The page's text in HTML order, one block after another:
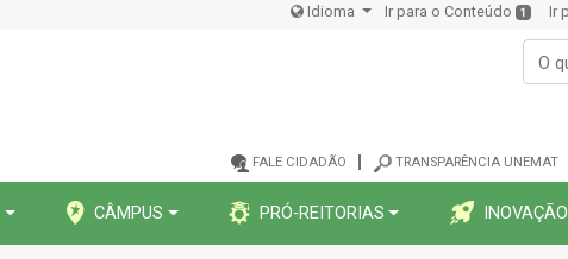
Idioma Ir para o Conteúdo 1 Ir
FALE CIDADÃO TRANSPARÊNCIA UNEMAT
CÂMPUS PRÓ-REITORIAS INOVAÇÃO